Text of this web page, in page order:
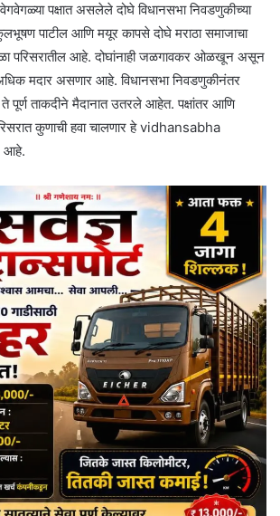
वेगवेगळ्या पक्षात असलेले दोघे विधानसभा निवडणुकीच्या
पाटील आणि मयूर कापसे दोघे मराठा समाजाचा
परिसरातील आहे. दोघांनाही जळगावकर ओळखून असून
अधिक मदार असणार आहे. विधानसभा निवडणुकीनंतर
पूर्ण ताकदीने मैदानात उतरले आहेत. पक्षांतर आणि
कुणाची हवा चालणार हे vidhansabha
आहे.